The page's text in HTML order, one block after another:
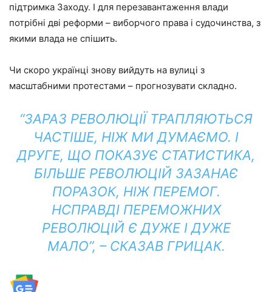
підтримка Заходу. І для перезавантаження влади
потрібні дві реформи – виборчого права і судочинства, з
якими влада не спішить.
Чи скоро українці знову вийдуть на вулиці з
масштабними протестами – прогнозувати складно.
“ЗАРАЗ РЕВОЛЮЦІЇ ТРАПЛЯЮТЬСЯ
ЧАСТІШЕ, НІЖ МИ ДУМАЄМО. І
ДРУГЕ, ЩО ПОКАЗУЄ СТАТИСТИКА,
БІЛЬШЕ РЕВОЛЮЦІЙ ЗАЗАНАЄ
ПОРАЗОК, НІЖ ПЕРЕМОГ.
НСПРАВДІ ПЕРЕМОЖНИХ
РЕВОЛЮЦІЙ Є ДУЖЕ І ДУЖЕ
МАЛО”, – СКАЗАВ ГРИЦАК.